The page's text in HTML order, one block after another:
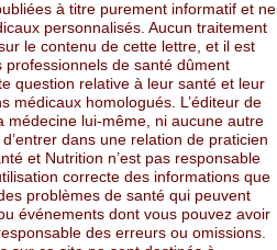
à titre purement informatif et ne
personnalisés. Aucun traitement
le contenu de cette lettre, et il est
de santé dûment
question relative à leur santé et leur
médicaux homologués. L’éditeur de
médecine lui-même, ni aucune autre
dans une relation de praticien
et Nutrition n’est pas responsable
correcte des informations que
problèmes de santé qui peuvent
événements dont vous pouvez avoir
des erreurs ou omissions.